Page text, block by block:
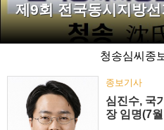
제9회 전국동시지방
청송심씨종
종보기사
심진수, 국
장 임명(7